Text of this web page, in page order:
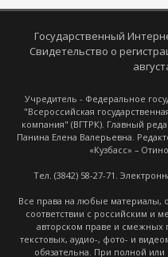
Государственный
Свидетельство о
Учредитель - Федеральное
"Всероссийская
компания" (ВГТРК). Главный
Панина Елена Валерьевна.
«Кузбасс» –
Тел. (3842) 58-27-71.
Все права на любые материалы,
соответствии с российским и
авторском праве и смежных
текстовых, аудио-, фото- и
обязательна. При полной